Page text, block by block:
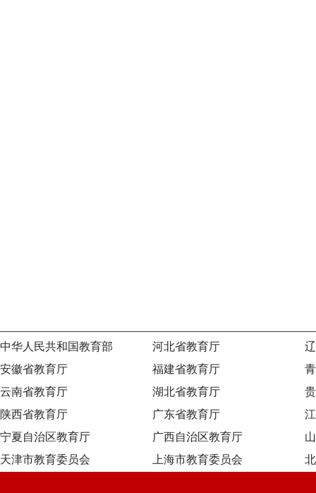
中华人民共和国教育部 河北省教育厅
安徽省教育厅
福建省教育厅
云南省教育厅
湖北省教育厅
陕西省教育厅
广东省教育厅
宁夏自治区教育厅
广西自治区教育厅
天津市教育委员会
上海市教育委员会